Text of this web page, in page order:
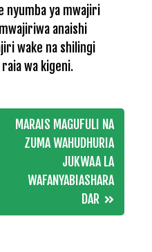
nyumba ya mwajiri
anaishi
wake na shilingi
wa kigeni.
MARAIS MAGUFULI NA
ZUMA WAHUDHURIA
JUKWAA LA
WAFANYABIASHARA
DAR